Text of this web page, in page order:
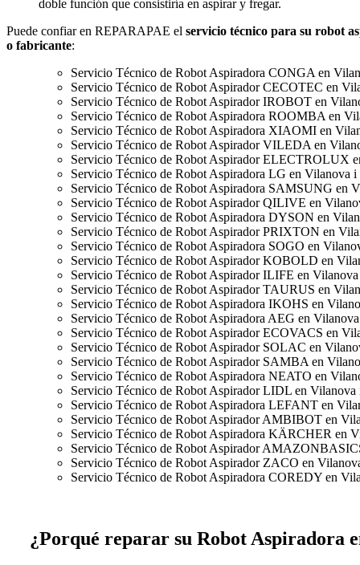
doble función que consistiría en aspirar y fregar.
Puede confiar en REPARAPAE el servicio técnico para su robot
o fabricante:
Servicio Técnico de Robot Aspiradora CONGA en
Servicio Técnico de Robot Aspirador CECOTEC en
Servicio Técnico de Robot Aspirador IROBOT en
Servicio Técnico de Robot Aspiradora ROOMBA en
Servicio Técnico de Robot Aspiradora XIAOMI en
Servicio Técnico de Robot Aspirador VILEDA en
Servicio Técnico de Robot Aspirador ELECTROLUX
Servicio Técnico de Robot Aspiradora LG en Vilanova i
Servicio Técnico de Robot Aspiradora SAMSUNG en
Servicio Técnico de Robot Aspirador QILIVE en
Servicio Técnico de Robot Aspiradora DYSON en
Servicio Técnico de Robot Aspirador PRIXTON en
Servicio Técnico de Robot Aspiradora SOGO en
Servicio Técnico de Robot Aspirador KOBOLD en
Servicio Técnico de Robot Aspirador ILIFE en
Servicio Técnico de Robot Aspirador TAURUS en
Servicio Técnico de Robot Aspiradora IKOHS en
Servicio Técnico de Robot Aspiradora AEG en
Servicio Técnico de Robot Aspirador ECOVACS en
Servicio Técnico de Robot Aspirador SOLAC en
Servicio Técnico de Robot Aspirador SAMBA en
Servicio Técnico de Robot Aspiradora NEATO en
Servicio Técnico de Robot Aspirador LIDL en Vilanova
Servicio Técnico de Robot Aspiradora LEFANT en
Servicio Técnico de Robot Aspirador AMBIBOT en
Servicio Técnico de Robot Aspiradora KÄRCHER en
Servicio Técnico de Robot Aspirador
Servicio Técnico de Robot Aspirador ZACO en
Servicio Técnico de Robot Aspiradora COREDY en
¿Porqué reparar su Robot Aspiradora